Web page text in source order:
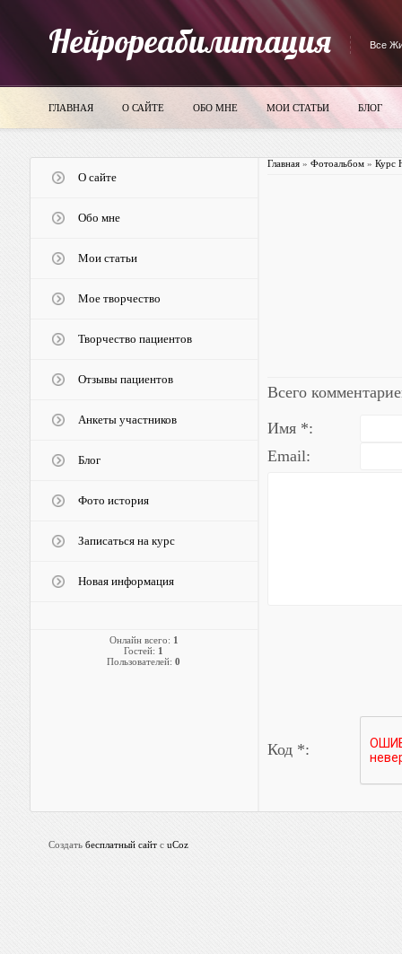
Нейрореабилитация Все
ГЛАВНАЯ О САЙТЕ ОБО МНЕ МОИ СТАТЬИ БЛОГ
О сайте
Обо мне
Мои статьи
Мое творчество
Творчество пациентов
Отзывы пациентов
Анкеты участников
Блог
Фото история
Записаться на курс
Новая информация
Онлайн всего: 1
Гостей: 1
Пользователей: 0
Главная» Фотоальбом» Курс
Всего
Имя *:
Email:
Код *:
Создать бесплатный сайт с uCoz